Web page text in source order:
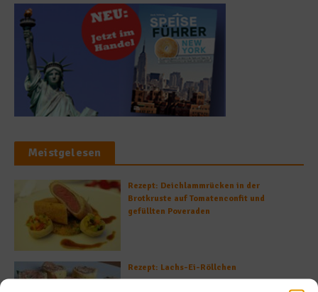
Meistgelesen
Rezept: Deichlammrücken in der
Brotkruste auf Tomatenconfit und
gefüllten Poveraden
Rezept: Lachs-Ei-Röllchen